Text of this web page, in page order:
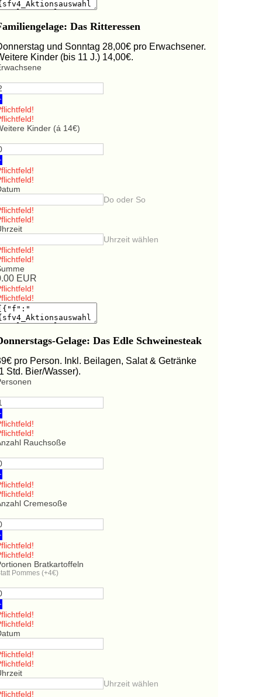
Das Ritteressen
und Sonntag 28,00€ pro Erwachsener.
Kinder (bis 11 J.) 14,00€.
Kinder (á 14€)
Do oder So
Uhrzeit wählen
EUR
Gelage: Das Edle Schweinesteak
pro Person. Inkl. Beilagen, Salat & Getränke
Std. Bier/Wasser).
Rauchsoße
Cremesoße
Bratkartoffeln
Pommes (+4€)
Uhrzeit wählen